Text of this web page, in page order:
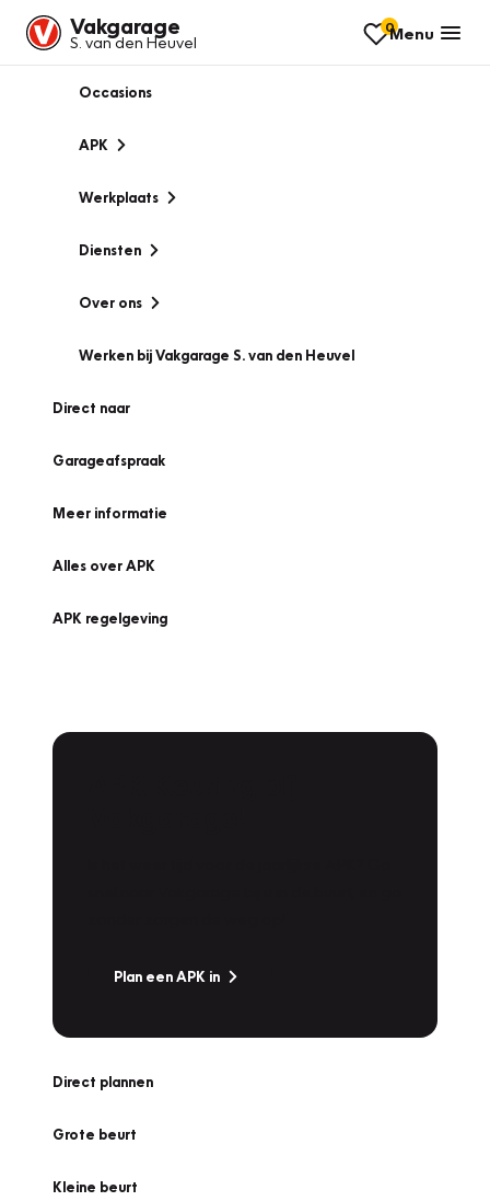
Vakgarage
S. van den Heuvel
0Menu
Occasions
APK
Werkplaats
Diensten
Over ons
Werken bij Vakgarage S. van den Heuvel
Direct naar
Garageafspraak
Meer informatie
Alles over APK
APK regelgeving
Plan een APK in
Direct plannen
Grote beurt
Kleine beurt